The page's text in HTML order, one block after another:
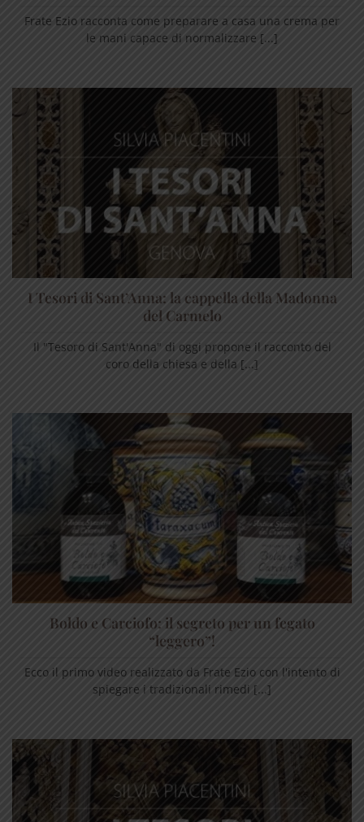
Frate Ezio racconta come preparare a casa una crema per
le mani capace di normalizzare [...]
I Tesori di Sant’Anna: la cappella della Madonna
del Carmelo
Il "Tesoro di Sant'Anna" di oggi propone il racconto del
coro della chiesa e della [...]
Boldo e Carciofo: il segreto per un fegato
“leggero”!
Ecco il primo video realizzato da Frate Ezio con l'intento di
spiegare i tradizionali rimedi [...]